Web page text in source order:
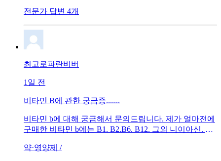
전문가 답변 4개
최고로파란비버
1일 전
비타민 B에 관한 궁금증.......
비타민 b에 대해 궁금해서 문의드립니다. 제가 얼마전에
구매한 비타민 b에는 B1. B2.B6. B12. 그외 니이아신. 비
함량이 기준치보다 엄청 높게 들어있는데요. B1 같은경
약·영양제 /